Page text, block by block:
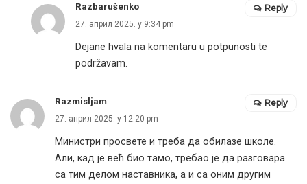
Razbarušenko
27. април 2025. у 9:34 pm
Dejane hvala na komentaru u potpunosti te
podržavam.
Reply
Razmisljam
27. април 2025. у 12:20 pm
Министри просвете и треба да обилазе школе.
Али, кад је већ био тамо, требао је да разговара
са тим делом наставника, а и са оним другим
Reply